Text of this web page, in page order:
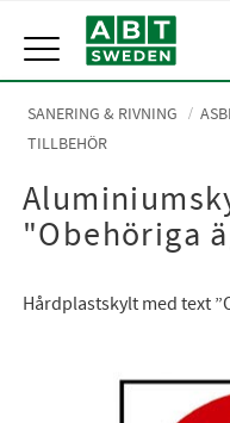
Meny
SANERING & RIVNING
TILLBEHÖR
"Obehöriga
Hårdplastskylt med text